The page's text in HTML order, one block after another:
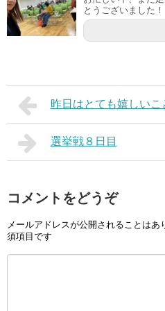
とうございました！
昨日はとても嬉しいこ
選挙戦８日目
コメントをどうぞ
メールアドレスが公開されることはあ
須項目です